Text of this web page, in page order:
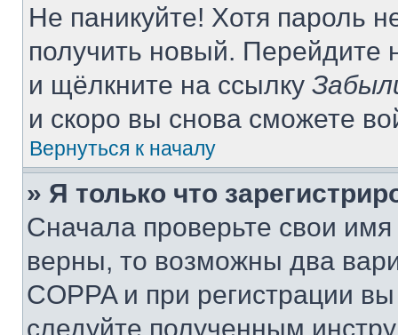
Не паникуйте! Хотя пароль
получить новый. Перейдите
и щёлкните на ссылку
и скоро вы снова сможете
Вернуться к началу
» Я только что
Сначала проверьте свои
верны, то возможны два
COPPA и при регистрации
следуйте полученным